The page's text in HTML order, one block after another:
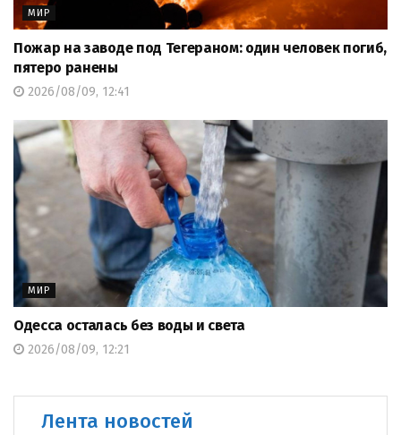
МИР
Пожар на заводе под Тегераном: один человек погиб,
пятеро ранены
2026/08/09, 12:41
МИР
Одесса осталась без воды и света
2026/08/09, 12:21
Лента новостей